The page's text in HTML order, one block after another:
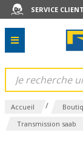
SERVICE
Accueil /
Transmission saab